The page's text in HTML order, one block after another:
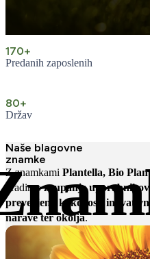
Predanih zaposlenih
170+
Držav
80+
Naše blagovne
znamke
Z znamkami Plantella, Bio
gradimozaupanje
preverjena kakovost,
narave ter okolja.